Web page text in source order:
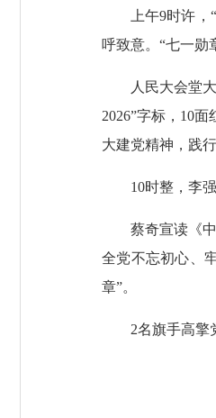
上午9时许
呼致意。“七一勋
人民大会堂
2026”字标，10
大建党精神，践
10时整，李
蔡奇宣读《
全党不忘初心、
章”。
2名旗手高擎